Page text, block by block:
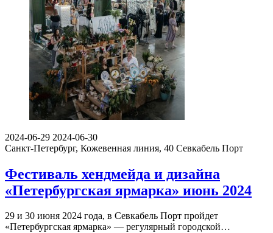
2024-06-29 2024-06-30
Санкт-Петербург, Кожевенная линия, 40 Севкабель Порт
Фестиваль хендмейда и дизайна
«Петербургская ярмарка» июнь 2024
29 и 30 июня 2024 года, в Севкабель Порт пройдет
«Петербургская ярмарка» — регулярный городской…